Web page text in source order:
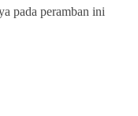
pada peramban ini